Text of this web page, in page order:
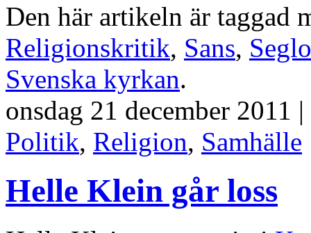
Den här artikeln är taggad
Religionskritik, Sans,
Svenska kyrkan.
onsdag 21 december 2011
Politik, Religion, Samhälle
Helle Klein går loss